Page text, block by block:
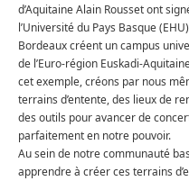
d’Aquitaine Alain Rousset ont
l’Université du Pays Basque
Bordeaux créent un campus
de l’Euro-région Euskadi-
cet exemple, créons par nous
terrains d’entente, des lieux de
des outils pour avancer de
parfaitement en notre pouvoir.
Au sein de notre communauté
apprendre à créer ces terrains